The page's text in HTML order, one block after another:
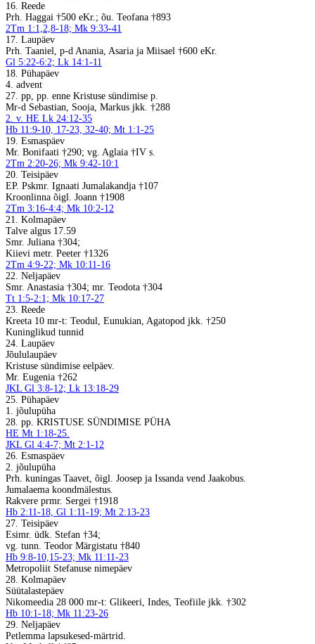
16. Reede
Prh. Haggai †500 eKr.; õu. Teofana †893
2Tm 1:1,2,8-18; Mk 9:33-41
17. Laupäev
Prh. Taaniel, p-d Anania, Asaria ja Miisael †600 eKr.
Gl 5:22-6:2; Lk 14:1-11
18. Pühapäev
4. advent
27. pp, pp. enne Kristuse sündimise p.
Mr-d Sebastian, Sooja, Markus jkk. †288
2. v. HE Lk 24:12-35
Hb 11:9-10, 17-23, 32-40; Mt 1:1-25
19. Esmaspäev
Mr. Bonifaati †290; vg. Aglaia †IV s.
2Tm 2:20-26; Mk 9:42-10:1
20. Teisipäev
EP. Pskmr. Ignaati Jumalakandja †107
Kroonlinna õigl. Joann †1908
2Tm 3:16-4:4; Mk 10:2-12
21. Kolmapäev
Talve algus 17.59
Smr. Juliana †304;
Kiievi metr. Peeter †1326
2Tm 4:9-22; Mk 10:11-16
22. Neljapäev
Smr. Anastasia †304; mr. Teodota †304
Tt 1:5-2:1; Mk 10:17-27
23. Reede
Kreeta 10 mr-t: Teodul, Eunukian, Agatopod jkk. †250
Kuninglikud tunnid
24. Laupäev
Jõululaupäev
Kristuse sündimise eelpäev.
Mr. Eugenia †262
JKL Gl 3:8-12; Lk 13:18-29
25. Pühapäev
1. jõulupüha
28. pp. KRISTUSE SÜNDIMISE PÜHA
HE Mt 1:18-25.
JKL Gl 4:4-7; Mt 2:1-12
26. Esmaspäev
2. jõulupüha
Prh. kuningas Taavet, õigl. Joosep ja Issanda vend Jaakobus.
Jumalaema koondmälestus.
Rakvere prmr. Sergei †1918
Hb 2:11-18, Gl 1:11-19; Mt 2:13-23
27. Teisipäev
Esimr. üdk. Stefan †34;
vg. tunn. Teodor Märgistatu †840
Hb 9:8-10,15-23; Mk 11:11-23
Metropoliit Stefanuse nimepäev
28. Kolmapäev
Süütalastepäev
Nikomeedia 28 000 mr-t: Glikeeri, Indes, Teofiile jkk. †302
Hb 10:1-18; Mk 11:23-26
29. Neljapäev
Petlemma lapsukesed-märtrid.